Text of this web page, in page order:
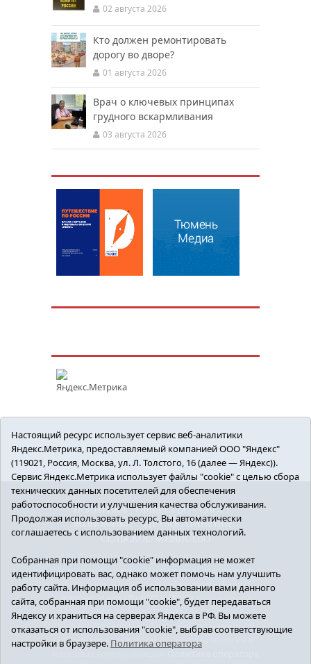
02 августа 2026
Кто должен ремонтировать
дорогу во дворе?
01 августа 2026
Врач о ключевых принципах
грудного вскармливания
03 августа 2026
ПОЛИТИКА ОБЩЕСТВО
СПОРТ
ЭКОНОМИКА
ЗДРАВООХРАНЕНИЕ
СЕЛЬСКОЕ ХОЗЯЙСТВО
12+ © 2018 Armizon72.ру. Главный редактор:
Мелешко Владимир Михайлович. Учредитель:
АНО «ИИЦ «Армизонский вестник». E-mail:
armizon_gazeta@obl72.ruРегистрационный
номер СМИ ЭЛ № ФС77-66939 от 25.08.2016 г.
выдано Федеральной службой по надзору в
сфере связи, информационных технологий и
Настоящий ресурс использует сервис веб-аналитики
Яндекс.Метрика, предоставляемый компанией ООО "Яндекс"
(119021, Россия, Москва, ул. Л. Толстого, 16 (далее — Яндекс)).
Сервис Яндекс.Метрика использует файлы "cookie" с целью сбора
технических данных посетителей для обеспечения
работоспособности и улучшения качества обслуживания.
Продолжая использовать ресурс, Вы автоматически
соглашаетесь с использованием данных технологий.
Собранная при помощи "cookie" информация не может
идентифицировать вас, однако может помочь нам улучшить
работу сайта. Информация об использовании вами данного
сайта, собранная при помощи "cookie", будет передаваться
Яндексу и храниться на серверах Яндекса в РФ. Вы можете
отказаться от использования "cookie", выбрав соответствующие
настройки в браузере. Политика оператора